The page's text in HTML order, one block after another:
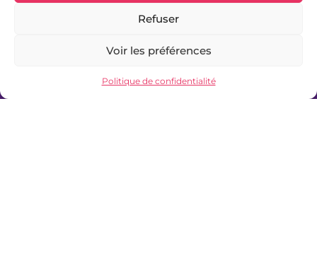
Refuser
Voir les préférences
Politique de confidentialité
informéde vos
Recevez les actualités du service mobilité du
nouveautés, événements.